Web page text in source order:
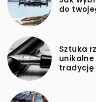
do
Sztuka
tradycję